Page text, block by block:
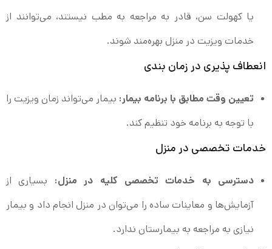
یا کهولت سن، قادر به مراجعه به مطب نیستند، می‌توانند از
خدمات ویزیت در منزل بهره‌مند شوند.
انعطاف‌ پذیری در زمان‌ بندی
تعیین وقت مطابق با برنامه بیمار:بیمار می‌تواند زمان ویزیت را
با توجه به برنامه خود تنظیم کند.
خدمات تخصصی در منزل
دسترسی به خدمات تخصصی کلیه در منزل:بسیاری از
آزمایش‌ها و معاینات ساده را می‌توان در منزل انجام داد و بیمار
نیازی به مراجعه به بیمارستان ندارد.